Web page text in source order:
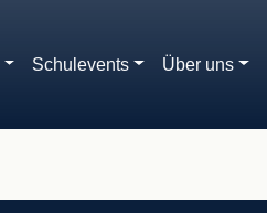
Schulevents Über uns